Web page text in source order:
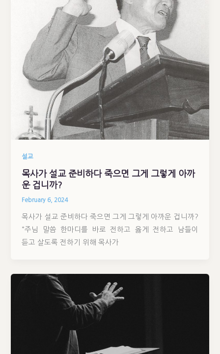
설교
목사가 설교 준비하다 죽으면 그게 그렇게 아까
운 겁니까?
February 6, 2024
목사가 설교 준비하다 죽으면 그게 그렇게 아까운 겁니까?
“주님 말씀 한마디를 바로 전하고 옳게 전하고 남들이
듣고 살도록 전하기 위해 목사가